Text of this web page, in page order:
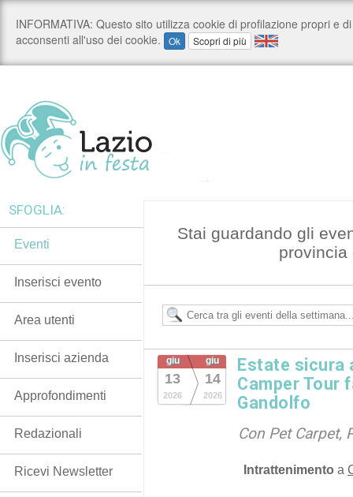
Stai guardando gli
provincia
giu
13
2026
giu
14
2026
Estate sicura
Camper Tour
Gandolfo
Con Pet Carpet,
Intrattenimento a
SFOGLIA:
Eventi
Inserisci evento
Area utenti
Inserisci azienda
Approfondimenti
Redazionali
Ricevi Newsletter